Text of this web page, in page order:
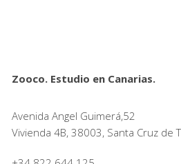
Zooco. Estudio en Canarias.
Avenida Angel Guimerá,52
Vivienda 4B, 38003, Santa Cruz de